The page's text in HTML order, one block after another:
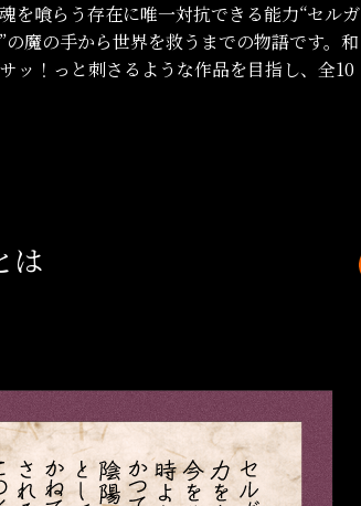
を喰らう存在に唯一対抗できる能力“セルガ
魔の手から世界を救うまでの物語です。和
ッ！っと刺さるような作品を目指し、全10
は